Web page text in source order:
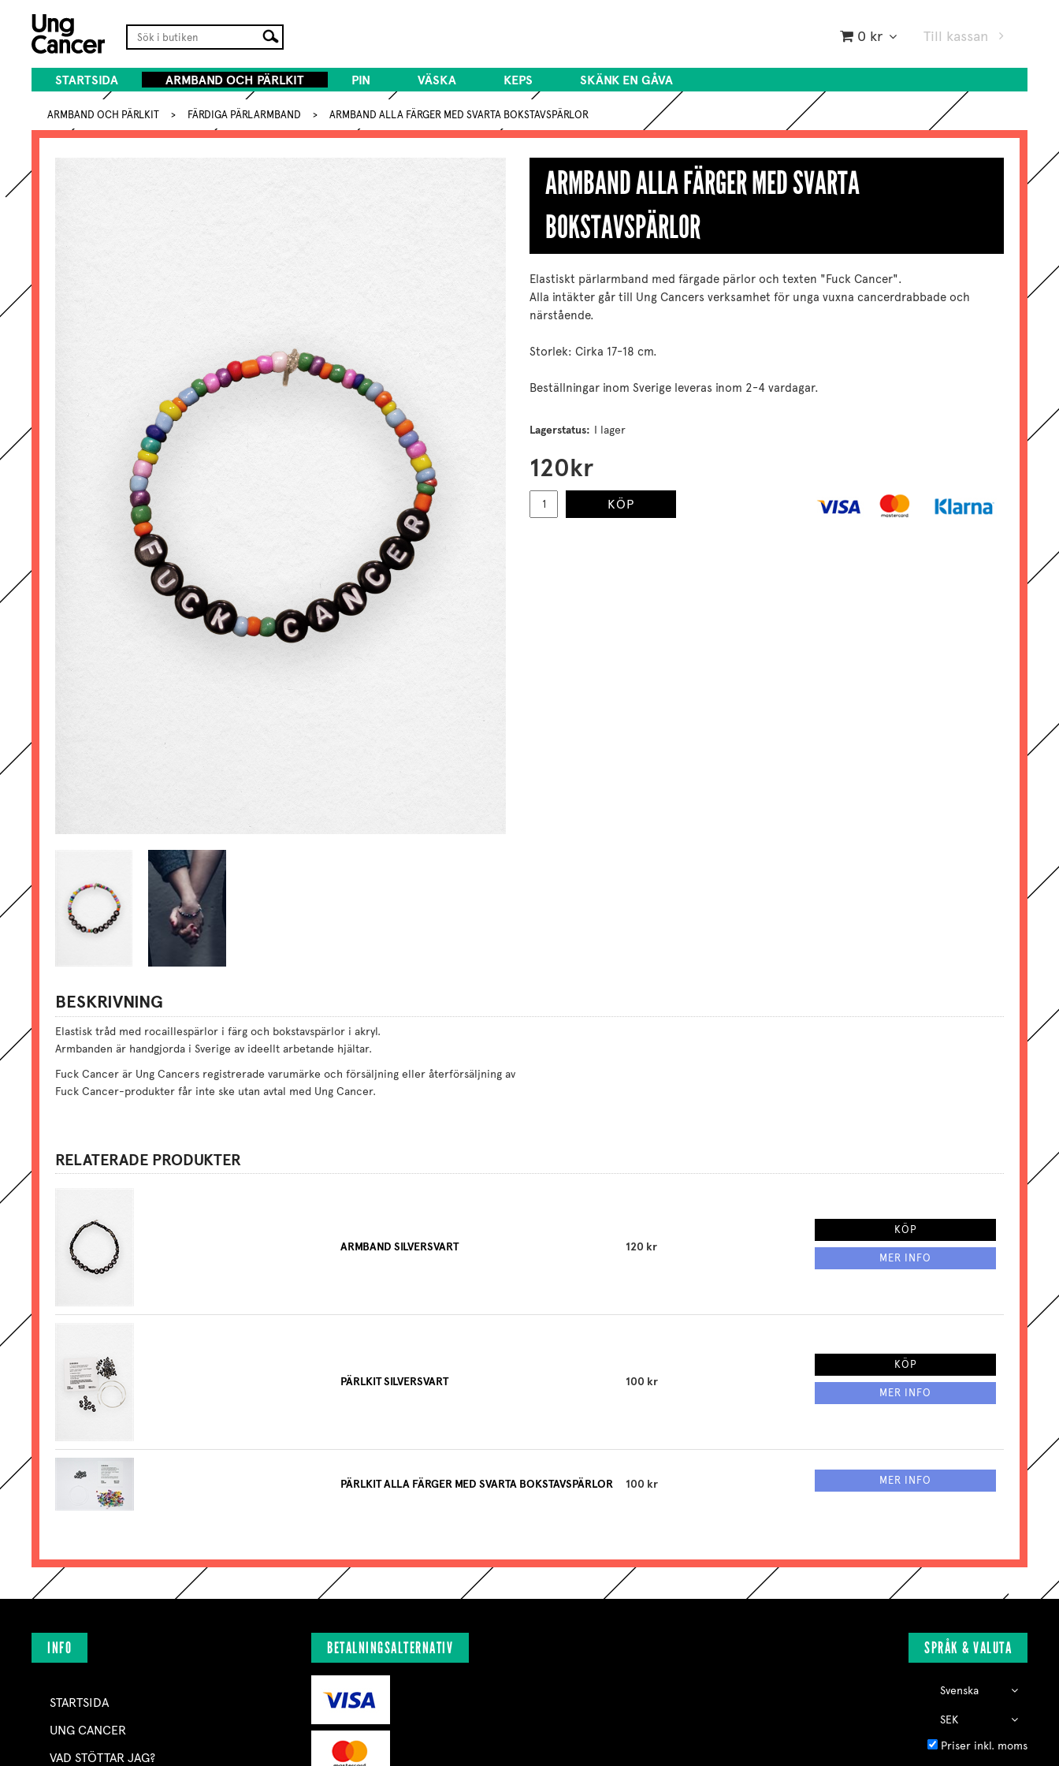
0 kr Till kassan
STARTSIDA ARMBAND OCH PÄRLKIT PIN VÄSKA KEPS SKÄNK EN GÅVA
ARMBAND OCH PÄRLKIT > FÄRDIGA PÄRLARMBAND > ARMBAND ALLA FÄRGER MED SVARTA BOKSTAVSPÄRLOR
ARMBAND ALLA FÄRGER MED SVARTA
BOKSTAVSPÄRLOR
Elastiskt pärlarmband med färgade pärlor och texten "Fuck Cancer".
Alla intäkter går till Ung Cancers verksamhet för unga vuxna cancerdrabbade och
närstående.
Storlek: Cirka 17-18 cm.
Beställningar inom Sverige leveras inom 2-4 vardagar.
Lagerstatus: I lager
120kr
KÖP
BESKRIVNING
Elastisk tråd med rocaillespärlor i färg och bokstavspärlor i akryl.
Armbanden är handgjorda i Sverige av ideellt arbetande hjältar.
Fuck Cancer är Ung Cancers registrerade varumärke och försäljning eller återförsäljning av
Fuck Cancer-produkter får inte ske utan avtal med Ung Cancer.
RELATERADE PRODUKTER
ARMBAND SILVERSVART 120 kr
KÖP
MER INFO
PÄRLKIT SILVERSVART 100 kr
KÖP
MER INFO
PÄRLKIT ALLA FÄRGER MED SVARTA BOKSTAVSPÄRLOR 100 kr MER INFO
INFO
STARTSIDA
UNG CANCER
VAD STÖTTAR JAG?
BETALNINGSALTERNATIV SPRÅK & VALUTA
Priser inkl. moms